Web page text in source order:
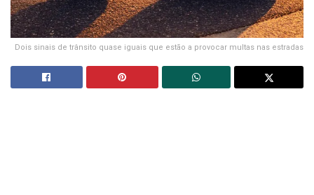
Dois sinais de trânsito quase iguais que estão a provocar multas nas estradas